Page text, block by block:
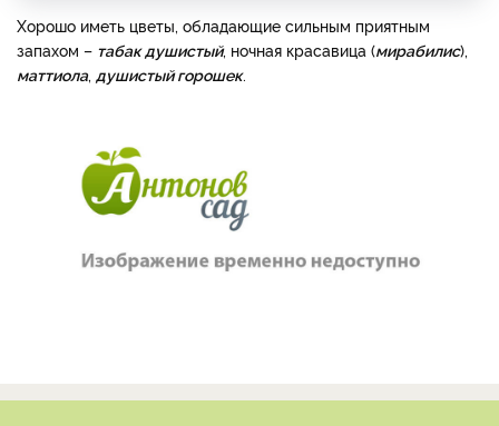
Хорошо иметь цветы, обладающие сильным приятным
запахом – табак душистый, ночная красавица (мирабилис),
маттиола, душистый горошек.